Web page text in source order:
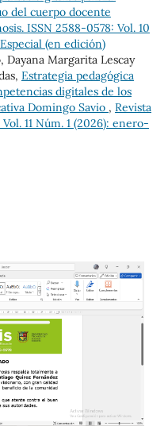
del cuerpo docente
ISSN 2588-0578: Vol. 10
(en edición)
Dayana Margarita Lescay
Estrategia pedagógica
digitales de los
Domingo Savio , Revista
11 Núm. 1 (2026): enero-